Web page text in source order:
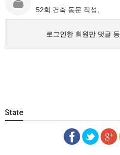
52회 건축 동문 작성,
로그인한 회원만 댓글
State